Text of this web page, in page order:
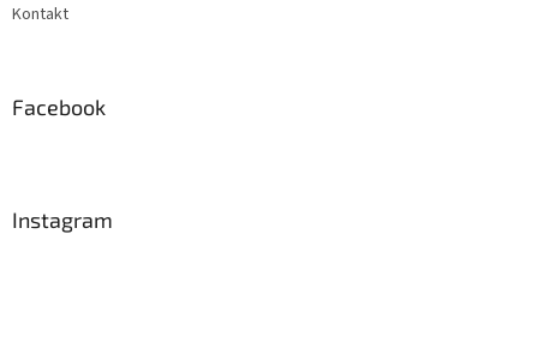
Kontakt
Facebook
Instagram